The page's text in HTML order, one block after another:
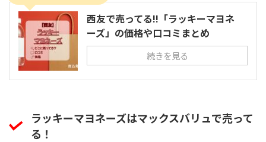
西友で売ってる!!「ラッキーマヨネ
ーズ」の価格や口コミまとめ
続きを見る
ラッキーマヨネーズはマックスバリュで売って
る！